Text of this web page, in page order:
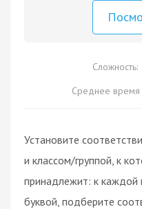
Сложность:
Среднее
Установите
и классом/группой, к
принадлежит: к каждой
буквой, подберите